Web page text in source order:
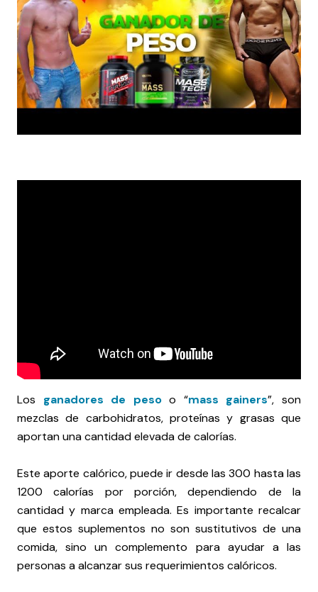
Los ganadores de pesoo “mass gainers”, son
mezclas de carbohidratos, proteínas y grasas que
aportan una cantidad elevada de calorías.
Este aporte calórico, puede ir desde las 300 hasta las
1200 calorías por porción, dependiendo de la
cantidad y marca empleada. Es importante recalcar
que estos suplementos no son sustitutivos de una
comida, sino un complemento para ayudar a las
personas a alcanzar sus requerimientos calóricos.